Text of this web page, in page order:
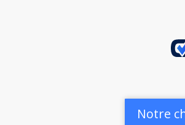
Notre